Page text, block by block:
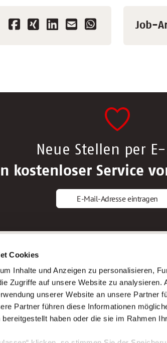
Cookies
Inhalte und Anzeigen zu personalisieren,
Zugriffe auf unsere Website zu analysieren.
unserer Website an unsere Partner
Partner führen diese Informationen
haben oder die sie im Rahmen
Job-
Neue Stellen per
kostenloser Service
E-Mail-Adresse eintragen
als Altenpfleger*in
als Krankenpfleger*in
als Altenpflegehelfer*in
als Erzieher*in
AWO
Sitemap
Impressum
Datenschutz